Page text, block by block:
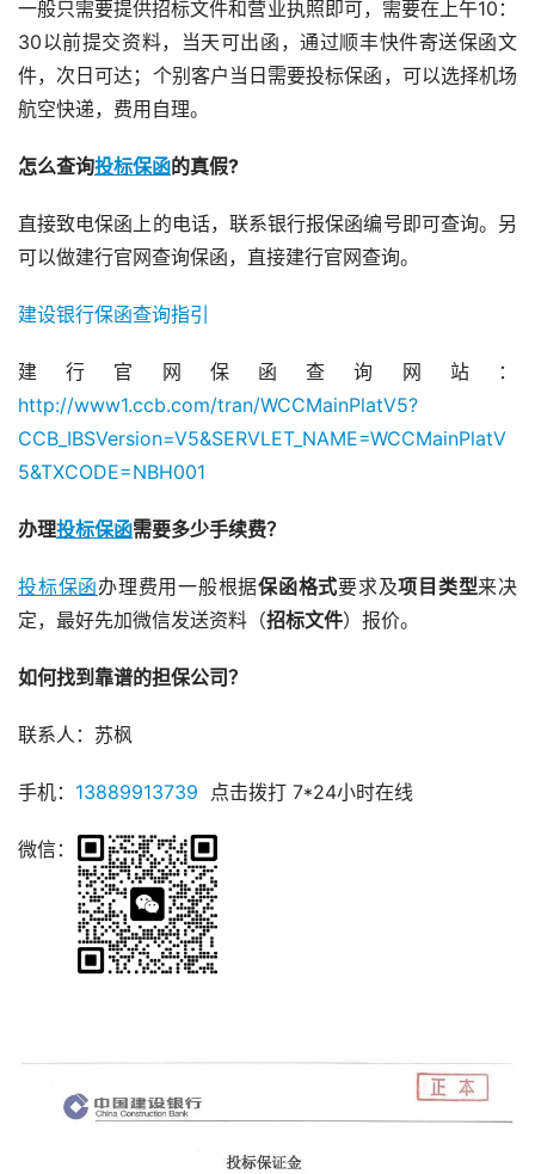
一般只需要提供招标文件和营业执照即可，需要在上午10：
30以前提交资料，当天可出函，通过顺丰快件寄送保函文
件，次日可达；个别客户当日需要投标保函，可以选择机场
航空快递，费用自理。
怎么查询投标保函的真假?
直接致电保函上的电话，联系银行报保函编号即可查询。另
可以做建行官网查询保函，直接建行官网查询。
建设银行保函查询指引
建行官网保函查询网站：
http://www1.ccb.com/tran/WCCMainPlatV5?
CCB_IBSVersion=V5&SERVLET_NAME=WCCMainPlatV
5&TXCODE=NBH001
办理投标保函需要多少手续费？
投标保函办理费用一般根据保函格式要求及项目类型来决
定，最好先加微信发送资料（招标文件）报价。
如何找到靠谱的担保公司？
联系人：苏枫
手机： 13889913739 点击拨打 7*24小时在线
微信：